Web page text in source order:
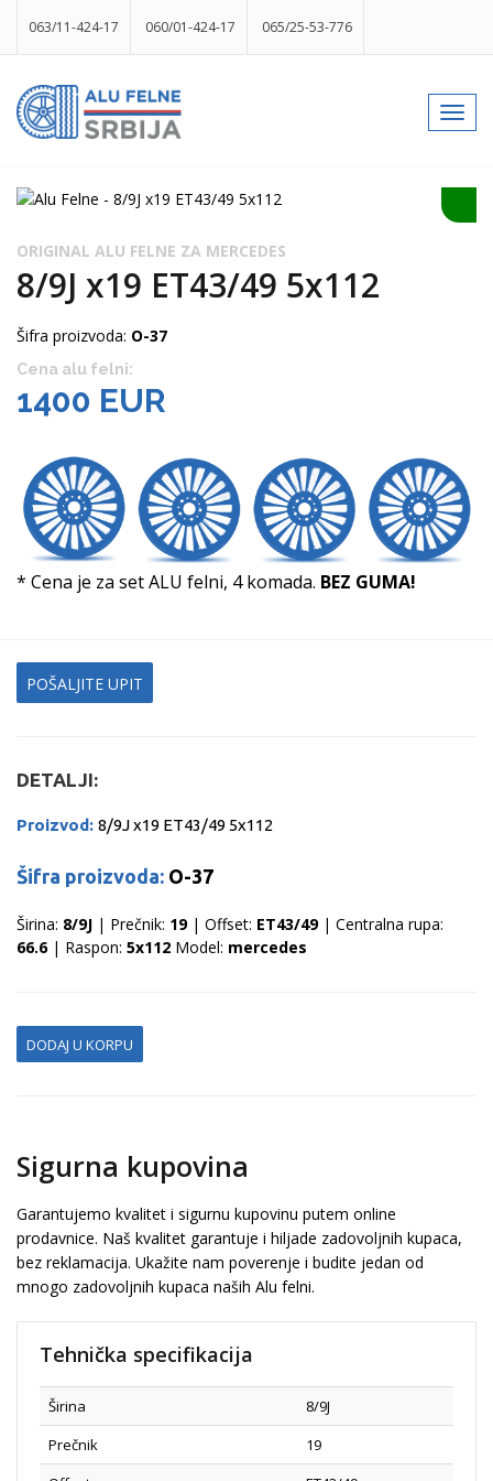
063/11-424-17 060/01-424-17 065/25-53-776
info@gumesrbija.rs
ORIGINAL ALU FELNE ZA MERCEDES
8/9J x19 ET43/49 5x112
Šifra proizvoda: O-37
Cena alu felni:
1400 EUR
* Cena je za set ALU felni, 4 komada. BEZ GUMA!
POŠALJITE UPIT
DETALJI:
Proizvod: 8/9J x19 ET43/49 5x112
Šifra proizvoda: O-37
Širina: 8/9J | Prečnik: 19| Offset: ET43/49| Centralna rupa:
66.6| Raspon: 5x112 Model: mercedes
DODAJ U KORPU
Sigurna kupovina
Garantujemo kvalitet i sigurnu kupovinu putem online
prodavnice. Naš kvalitet garantuje i hiljade zadovoljnih kupaca,
bez reklamacija. Ukažite nam poverenje i budite jedan od
mnogo zadovoljnih kupaca naših Alu felni.
Tehnička specifikacija
Širina
8/9J
Prečnik
19